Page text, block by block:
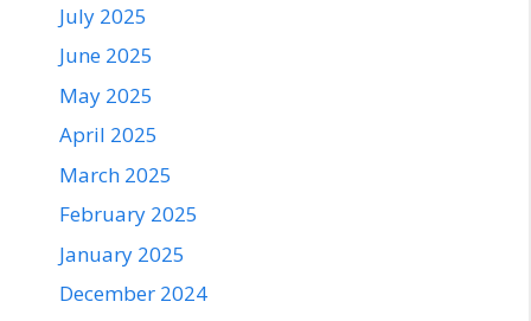
July 2025
June 2025
May 2025
April 2025
March 2025
February 2025
January 2025
December 2024